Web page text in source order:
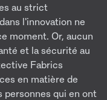
au strict
l'innovation ne
moment. Or, aucun
et la sécurité au
Fabrics
en matière de
qui en ont